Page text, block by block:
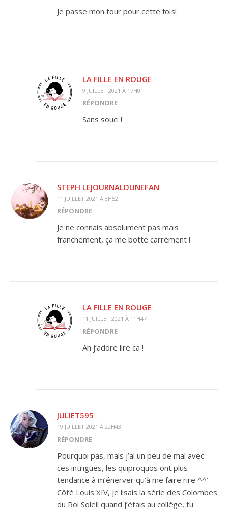
Je passe mon tour pour cette fois!
LA FILLE EN ROUGE
9 JUILLET 2021 À 17H01
RÉPONDRE
Sans souci !
STEPH LEJOURNALDUNEFAN
11 JUILLET 2021 À 8H52
RÉPONDRE
Je ne connais absolument pas mais
franchement, ça me botte carrément !
LA FILLE EN ROUGE
11 JUILLET 2021 À 11H47
RÉPONDRE
Ah j’adore lire ca !
JULIET595
19 JUILLET 2021 À 22H43
RÉPONDRE
Pourquoi pas, mais j’ai un peu de mal avec
ces intrigues, les quiproquos ont plus
tendance à m’énerver qu’à me faire rire ^^’
Côté Louis XIV, je lisais la série des Colombes
du Roi Soleil quand j’étais au collège, tu